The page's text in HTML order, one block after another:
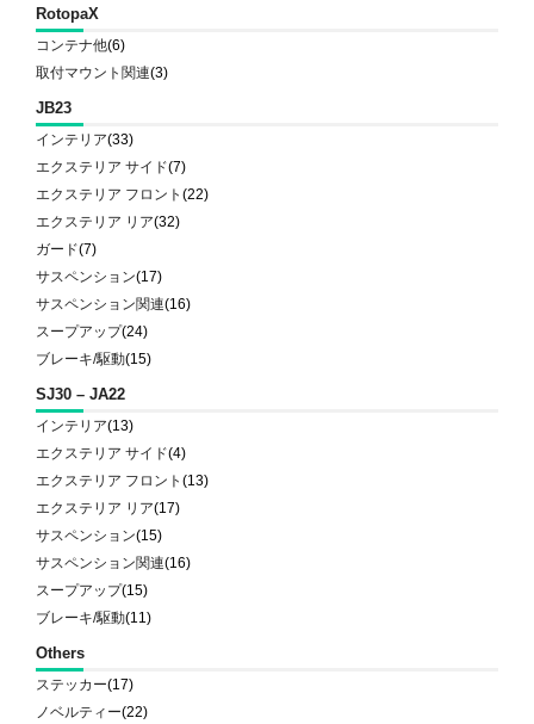
RotopaX
コンテナ他(6)
取付マウント関連(3)
JB23
インテリア(33)
エクステリア サイド(7)
エクステリア フロント(22)
エクステリア リア(32)
ガード(7)
サスペンション(17)
サスペンション関連(16)
スープアップ(24)
ブレーキ/駆動(15)
SJ30 – JA22
インテリア(13)
エクステリア サイド(4)
エクステリア フロント(13)
エクステリア リア(17)
サスペンション(15)
サスペンション関連(16)
スープアップ(15)
ブレーキ/駆動(11)
Others
ステッカー(17)
ノベルティー(22)